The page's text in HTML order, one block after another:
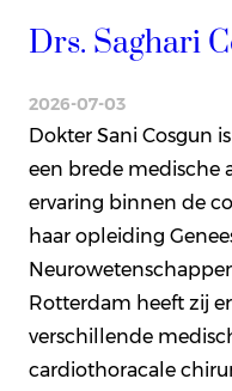
Drs. Saghari
2026-07-03
Dokter Sani Cosgun
een brede medische
ervaring binnen de
haar opleiding
Rotterdam heeft zij
verschillende
cardiothoracale